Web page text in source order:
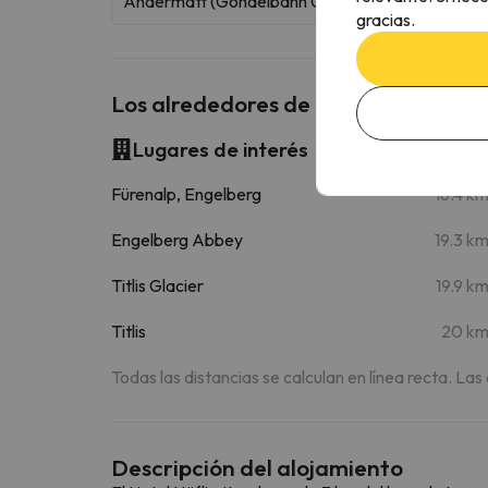
Los alrededores de Höfli
Lugares de interés
Fürenalp, Engelberg 16.4 km
Engelberg Abbey 19.3 km
Titlis Glacier 19.9 km
Titlis 20 km
Todas las distancias se calculan en línea recta.
Descripción del alojamiento
gracias.